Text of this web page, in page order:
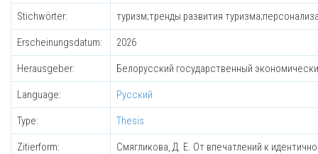
Stichwörter: туризм;тренды развития
Erscheinungsdatum: 2026
Herausgeber: Белорусский государственный
Language: Русский
Type: Thesis
Zitierform:
Смягликова, Д. Е. От впечатлений к